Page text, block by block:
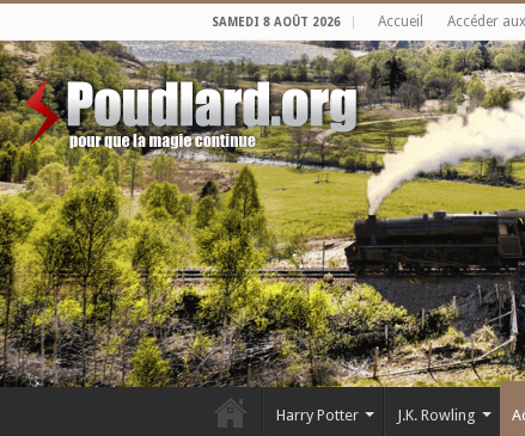
SAMEDI 8 AOÛT 2026 Accueil Accéder
Harry Potter J.K. Rowling